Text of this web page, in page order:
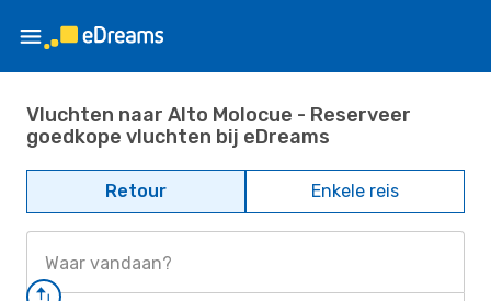
Vluchten naar Alto Molocue - Reserveer
goedkope vluchten bij eDreams
Retour Enkele reis
Waar vandaan?